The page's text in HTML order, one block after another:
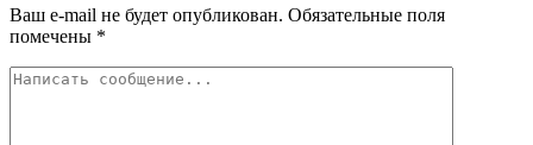
Ваш e-mail не будет опубликован. Обязательные поля
помечены *